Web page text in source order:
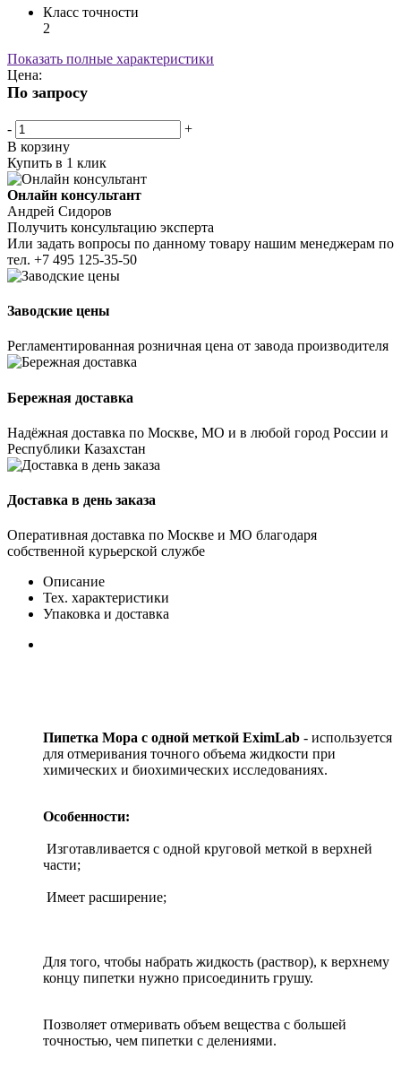
Класс точности
2
Показать полные характеристики
Цена:
По запросу
-
+
В корзину
Купить в 1 клик
Онлайн консультант
Андрей Сидоров
Получить консультацию эксперта
Или задать вопросы по данному товару нашим менеджерам по
тел. +7 495 125-35-50
Заводские цены
Регламентированная розничная цена от завода производителя
Бережная доставка
Надёжная доставка по Москве, МО и в любой город России и
Республики Казахстан
Доставка в день заказа
Оперативная доставка по Москве и МО благодаря
собственной курьерской службе
Описание
Тех. характеристики
Упаковка и доставка
Пипетка Мора с одной меткой EximLab - используется
для отмеривания точного объема жидкости при
химических и биохимических исследованиях.
Особенности:
Изготавливается с одной круговой меткой в верхней
части;
Имеет расширение;
Для того, чтобы набрать жидкость (раствор), к верхнему
концу пипетки нужно присоединить грушу.
Позволяет отмеривать объем вещества с большей
точностью, чем пипетки с делениями.